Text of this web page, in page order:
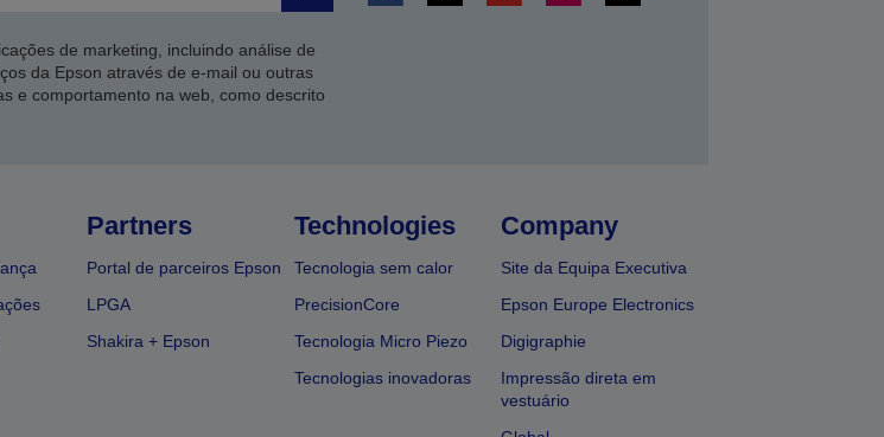
de marketing, incluindo análise de
da Epson através de e-mail ou outras
e comportamento na web, como descrito
Partners
Portal de parceiros Epson
LPGA
Shakira + Epson
Technologies
Tecnologia sem calor
PrecisionCore
Tecnologia Micro Piezo
Tecnologias inovadoras
Company
Site da Equipa Executiva
Epson Europe Electronics
Digigraphie
Impressão direta em
vestuário